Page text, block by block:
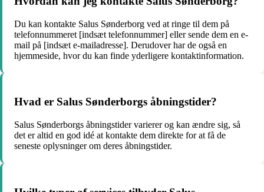
Du kan kontakte Salus Sønderborg ved at ringe til dem på
telefonnummeret [indsæt telefonnummer] eller sende dem en e-
mail på [indsæt e-mailadresse]. Derudover har de også en
hjemmeside, hvor du kan finde yderligere kontaktinformation.
Hvad er Salus Sønderborgs åbningstider?
Salus Sønderborgs åbningstider varierer og kan ændre sig, så
det er altid en god idé at kontakte dem direkte for at få de
seneste oplysninger om deres åbningstider.